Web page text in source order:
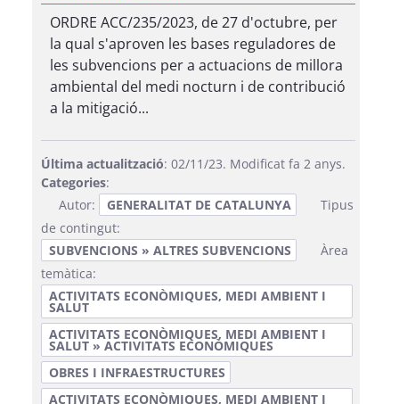
ORDRE ACC/235/2023, de 27 d'octubre, per
la qual s'aproven les bases reguladores de
les subvencions per a actuacions de millora
ambiental del medi nocturn i de contribució
a la mitigació...
Última actualització: 02/11/23. Modificat fa 2 anys.
Categories:
Autor:
GENERALITAT DE CATALUNYA
Tipus
de contingut:
SUBVENCIONS » ALTRES SUBVENCIONS
Àrea
temàtica:
ACTIVITATS ECONÒMIQUES, MEDI AMBIENT I
SALUT
ACTIVITATS ECONÒMIQUES, MEDI AMBIENT I
SALUT » ACTIVITATS ECONÒMIQUES
OBRES I INFRAESTRUCTURES
ACTIVITATS ECONÒMIQUES, MEDI AMBIENT I